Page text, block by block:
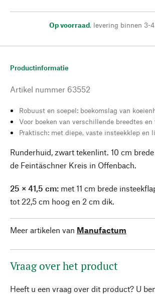
Op voorraad, levering binnen 3-
Productinformatie
Artikel nummer 63552
Robuust en soepel: boekomslag van
Voor boeken van verschillende breedtes en
Praktisch: met diepe, vaste insteekklep en
Runderhuid, zwart tekenlint. 10 cm
de Feintäschner Kreis in Offenbach.
25 × 41,5 cm: met 11 cm brede
tot 22,5 cm hoog en 2 cm dik.
Meer artikelen van Manufactum
Vraag over het product
Heeft u een vraag over dit product? U